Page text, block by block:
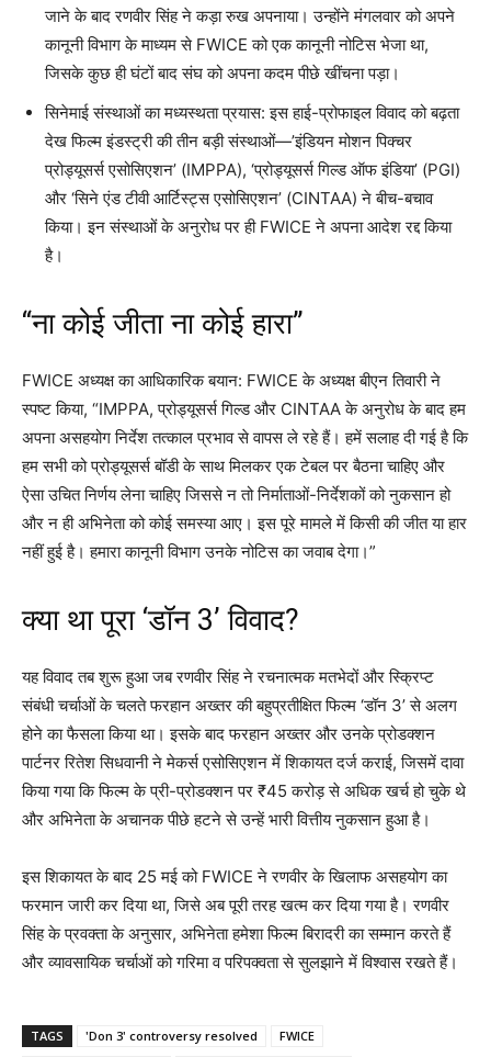
जाने के बाद रणवीर सिंह ने कड़ा रुख अपनाया। उन्होंने मंगलवार को अपने
कानूनी विभाग के माध्यम से FWICE को एक कानूनी नोटिस भेजा था,
जिसके कुछ ही घंटों बाद संघ को अपना कदम पीछे खींचना पड़ा।
सिनेमाई संस्थाओं का मध्यस्थता प्रयास: इस हाई-प्रोफाइल विवाद को बढ़ता
देख फिल्म इंडस्ट्री की तीन बड़ी संस्थाओं—’इंडियन मोशन पिक्चर
प्रोड्यूसर्स एसोसिएशन’ (IMPPA), ‘प्रोड्यूसर्स गिल्ड ऑफ इंडिया’ (PGI)
और ‘सिने एंड टीवी आर्टिस्ट्स एसोसिएशन’ (CINTAA) ने बीच-बचाव
किया। इन संस्थाओं के अनुरोध पर ही FWICE ने अपना आदेश रद्द किया
है।
“ना कोई जीता ना कोई हारा”
FWICE अध्यक्ष का आधिकारिक बयान: FWICE के अध्यक्ष बीएन तिवारी ने
स्पष्ट किया, “IMPPA, प्रोड्यूसर्स गिल्ड और CINTAA के अनुरोध के बाद हम
अपना असहयोग निर्देश तत्काल प्रभाव से वापस ले रहे हैं। हमें सलाह दी गई है कि
हम सभी को प्रोड्यूसर्स बॉडी के साथ मिलकर एक टेबल पर बैठना चाहिए और
ऐसा उचित निर्णय लेना चाहिए जिससे न तो निर्माताओं-निर्देशकों को नुकसान हो
और न ही अभिनेता को कोई समस्या आए। इस पूरे मामले में किसी की जीत या हार
नहीं हुई है। हमारा कानूनी विभाग उनके नोटिस का जवाब देगा।”
क्या था पूरा ‘डॉन 3’ विवाद?
यह विवाद तब शुरू हुआ जब रणवीर सिंह ने रचनात्मक मतभेदों और स्क्रिप्ट
संबंधी चर्चाओं के चलते फरहान अख्तर की बहुप्रतीक्षित फिल्म ‘डॉन 3’ से अलग
होने का फैसला किया था। इसके बाद फरहान अख्तर और उनके प्रोडक्शन
पार्टनर रितेश सिधवानी ने मेकर्स एसोसिएशन में शिकायत दर्ज कराई, जिसमें दावा
किया गया कि फिल्म के प्री-प्रोडक्शन पर ₹45 करोड़ से अधिक खर्च हो चुके थे
और अभिनेता के अचानक पीछे हटने से उन्हें भारी वित्तीय नुकसान हुआ है।
इस शिकायत के बाद 25 मई को FWICE ने रणवीर के खिलाफ असहयोग का
फरमान जारी कर दिया था, जिसे अब पूरी तरह खत्म कर दिया गया है। रणवीर
सिंह के प्रवक्ता के अनुसार, अभिनेता हमेशा फिल्म बिरादरी का सम्मान करते हैं
और व्यावसायिक चर्चाओं को गरिमा व परिपक्वता से सुलझाने में विश्वास रखते हैं।
TAGS 'Don 3' controversy resolved
FWICE